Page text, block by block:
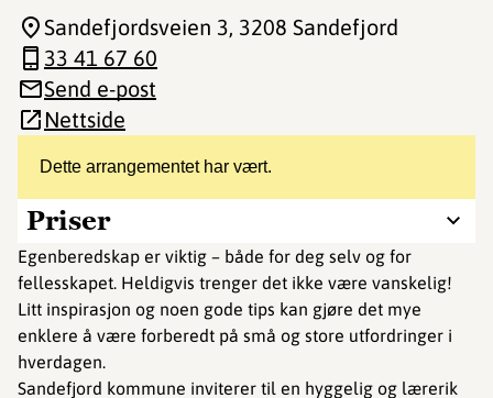
Dette arrangementet har vært.
Priser
Egenberedskap er viktig – både for deg selv og for
fellesskapet. Heldigvis trenger det ikke være vanskelig!
Litt inspirasjon og noen gode tips kan gjøre det mye
enklere å være forberedt på små og store utfordringer i
hverdagen.
Sandefjord kommune inviterer til en hyggelig og lærerik
Sandefjordsveien 3, 3208 Sandefjord
33 41 67 60
Send e-post
Nettside